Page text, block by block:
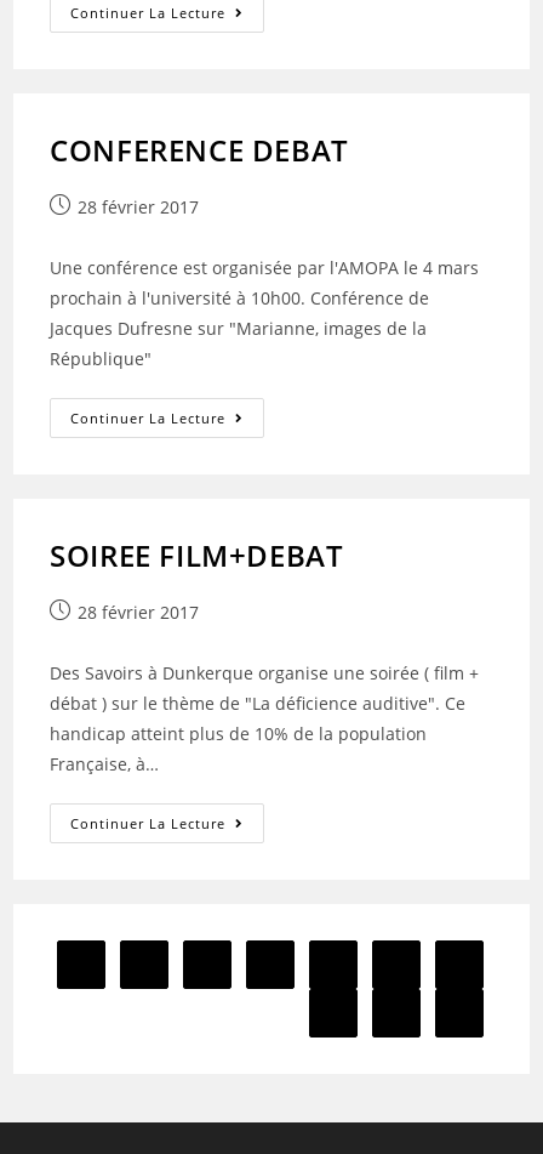
Continuer La Lecture CONFERENCE
MEDIAS
CONFERENCE DEBAT
Publication
28 février 2017
Une conférence est organisée par l'AMOPA le 4 mars
prochain à l'université à 10h00. Conférence de
Jacques Dufresne sur "Marianne, images de la
République"
Continuer La Lecture CONFERENCE
DEBAT
SOIREE FILM+DEBAT
Publication
28 février 2017
Des Savoirs à Dunkerque organise une soirée ( film +
débat ) sur le thème de "La déficience auditive". Ce
handicap atteint plus de 10% de la population
Française, à…
Continuer La Lecture SOIREE
FILM+DEBAT